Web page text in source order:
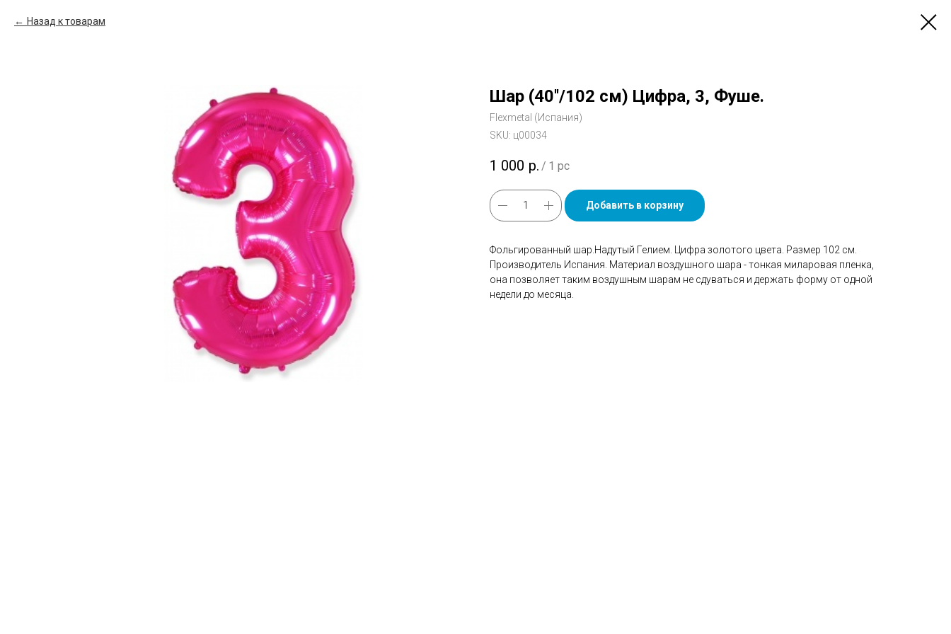
Назад к товарам
Шар (40''/102 см) Цифра, 3, Фуше.
Flexmetal (Испания)
SKU: ц00034
1 000 р. / 1 pc
Добавить в корзину
Фольгированный шар.Надутый Гелием. Цифра золотого цвета. Размер 102 см.
Производитель Испания. Материал воздушного шара - тонкая миларовая пленка,
она позволяет таким воздушным шарам не сдуваться и держать форму от одной
недели до месяца.